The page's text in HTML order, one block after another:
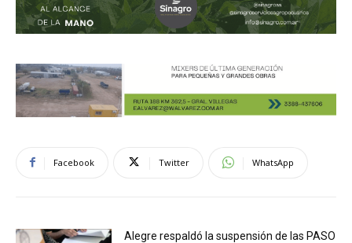
Facebook Twitter WhatsApp
Alegre respaldó la suspensión de las PASO